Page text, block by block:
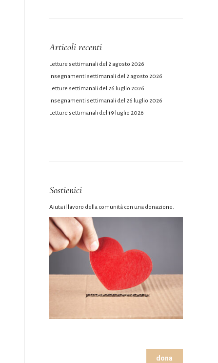
Articoli recenti
Letture settimanali del 2 agosto 2026
Insegnamenti settimanali del 2 agosto 2026
Letture settimanali del 26 luglio 2026
Insegnamenti settimanali del 26 luglio 2026
Letture settimanali del 19 luglio 2026
Sostienici
Aiuta il lavoro della comunità con una donazione.
dona